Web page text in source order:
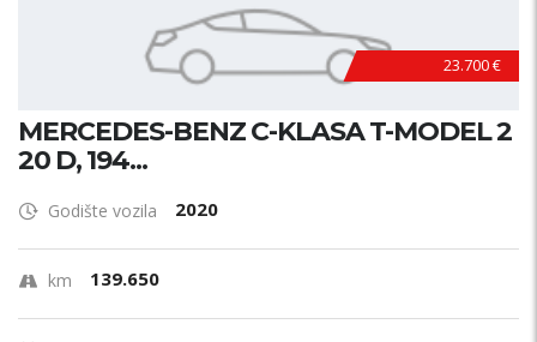
23.700 €
MERCEDES-BENZ C-KLASA T-MODEL 2
20 D, 194...
Godište vozila 2020
km 139.650